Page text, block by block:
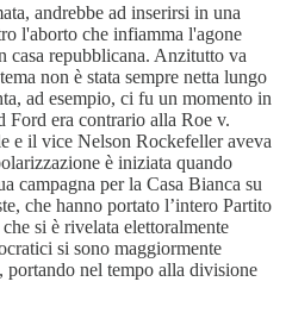
andrebbe ad inserirsi in una
l'aborto che infiamma l'agone
casa repubblicana. Anzitutto va
non è stata sempre netta lungo
ad esempio, ci fu un momento in
Ford era contrario alla Roe v.
e il vice Nelson Rockefeller aveva
è iniziata quando
campagna per la Casa Bianca su
che hanno portato l’intero Partito
si è rivelata elettoralmente
si sono maggiormente
nel tempo alla divisione